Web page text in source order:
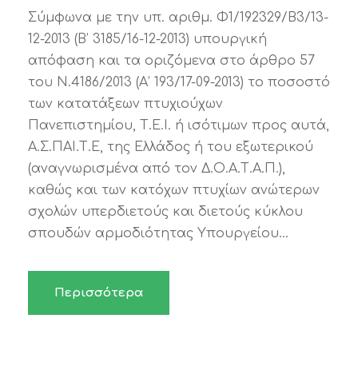
Σύμφωνα με την υπ. αριθμ. Φ1/192329/Β3/13-
12-2013 (Β’ 3185/16-12-2013) υπουργική
απόφαση και τα οριζόμενα στο άρθρο 57
του Ν.4186/2013 (Α’ 193/17-09-2013) το ποσοστό
των κατατάξεων πτυχιούχων
Πανεπιστημίου, Τ.Ε.Ι. ή ισότιμων προς αυτά,
Α.Σ.ΠΑΙ.Τ.Ε, της Ελλάδος ή του εξωτερικού
(αναγνωρισμένα από τον Δ.Ο.Α.Τ.Α.Π.),
καθώς και των κατόχων πτυχίων ανώτερων
σχολών υπερδιετούς και διετούς κύκλου
σπουδών αρμοδιότητας Υπουργείου...
Περισσότερα